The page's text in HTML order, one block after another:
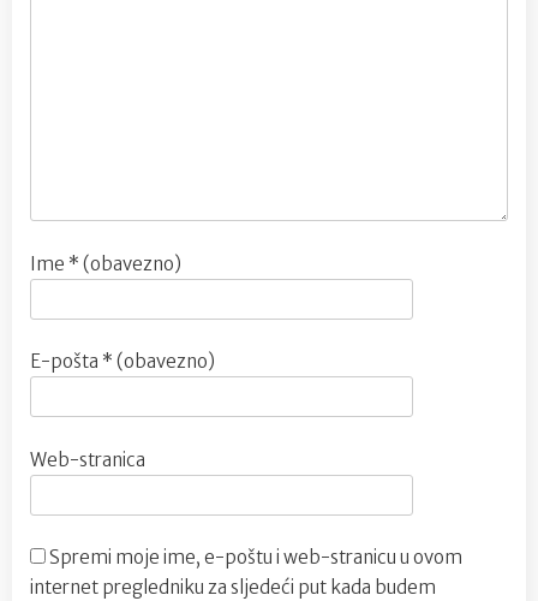
Ime * (obavezno)
E-pošta * (obavezno)
Web-stranica
Spremi moje ime, e-poštu i web-stranicu u ovom
internet pregledniku za sljedeći put kada budem